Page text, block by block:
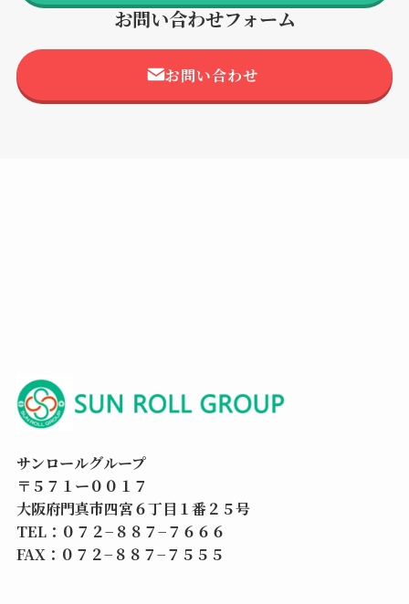
お問い合わせフォーム
お問い合わせ
サンロールグループ
〒５７１ー００１７
大阪府門真市四宮６丁目１番２５号
TEL：０７２−８８７−７６６６
FAX：０７２−８８７−７５５５